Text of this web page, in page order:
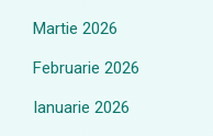
Martie 2026
Februarie 2026
Ianuarie 2026